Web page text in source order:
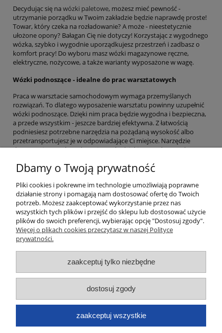
Decydując się na wózki paletowe, możesz mieć pewność -
utrzymanie porządku w Twoim zakładzie będzie naprawdę proste!
Towar, który czeka na rozładowanie? A może - nieestetycznie
ułożone opony? Bałagan Cię nie dotyczy! Korzystając z wygodnego
wózka, szybko i wygodnie uporządkujesz przestrzeń i zadbasz o
komfort pracy! Do wyboru masz wózki magazynowe ręczne,
elektryczne, nożycowe, a także warianty wyposażone w wagę.
Wózki podnoszące - idealne do prac warsztatowych
Praca w warsztacie samochodowym wymaga przemyślanych
rozwiązań. To dlatego wyposażenie warsztatu powinny uzupełnić
wózki podnoszące. Dzięki nim praca będzie wygodna i bezpieczna,
a przede wszystkim - jeszcze bardziej efektywna. Z łatwością
podniesiesz potrzebne narzędzia na pożądaną wysokość albo
przetransportujesz je w odpowiadające Ci miejsce. Narzędzie
dostępne jest w różnych wariantach, dzięki czemu bez trudu
Moje konto
Płatności i dostawa
O nas
Dane kontaktowe
Dbamy o Twoją prywatność
Pliki cookies i pokrewne im technologie umożliwiają poprawne
działanie strony i pomagają nam dostosować ofertę do Twoich
potrzeb. Możesz zaakceptować wykorzystanie przez nas
wszystkich tych plików i przejść do sklepu lub dostosować użycie
plików do swoich preferencji, wybierając opcję "Dostosuj zgody".
Więcej o plikach cookies przeczytasz w naszej Polityce
prywatności.
zaakceptuj tylko niezbędne
dostosuj zgody
zaakceptuj wszystkie